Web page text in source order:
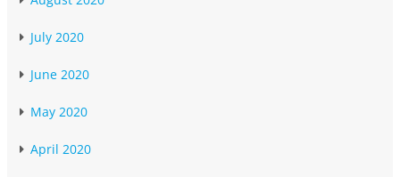
July 2020
June 2020
May 2020
April 2020